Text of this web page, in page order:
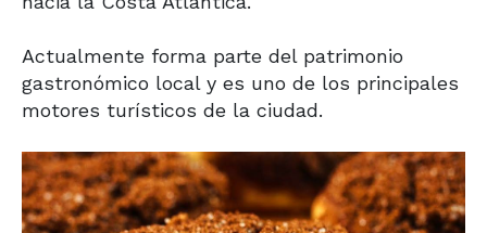
Actualmente forma parte del patrimonio
gastronómico local y es uno de los principales
motores turísticos de la ciudad.